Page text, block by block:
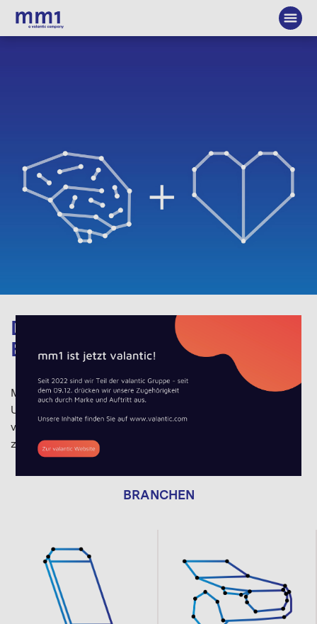
Die Beratung für Connected
Business
Mit rund 140 BeraterInnen unterstützen wir führende
Unternehmen bei der Gestaltung der digitalen und
vernetzten Welt. Wir entwickeln und realisieren
zeitgemäße Geschäftsmodelle, Produkte und Prozesse.
BRANCHEN